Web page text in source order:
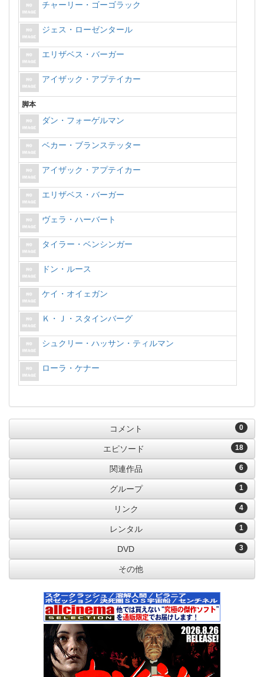
チャーリー・ゴーゴラック
ジェス・ローゼンタール
エリザベス・バーガー
アイザック・アプテイカー
脚本
ダン・フォーゲルマン
ベカー・ブランステッター
アイザック・アプテイカー
エリザベス・バーガー
ヴェラ・ハーバート
タイラー・ベンシンガー
ドン・ルース
ケイ・オイェガン
Ｋ・Ｊ・スタインバーグ
シュクリー・ハッサン・ティルマン
ローラ・ケナー
0
コメント
18
エピソード
6
関連作品
1
グループ
4
リンク
1
レンタル
3
DVD
その他